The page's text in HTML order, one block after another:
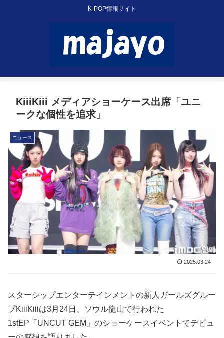
K-POP情報サイト
KiiiKiii メディアショーケース出席「ユニ
ークな個性を追求」
ニュース
2025.03.24
スターシップエンターテインメントの新人ガールズグルー
プKiiiKiiiは3月24日、ソウル龍山で行われた
1stEP「UNCUT GEM」のショーケースイベントでデビュ